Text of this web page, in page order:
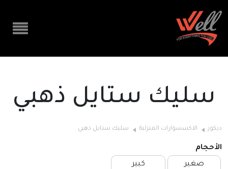
سليك ستايل ذهبي
ديكور الاكسسوارات المنزلية سليك ستايل ذهبي
الأحجام
صغير
كبير